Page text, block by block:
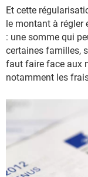
Et cette
le montant à régler
: une somme qui
certaines familles,
faut faire face aux
notamment les